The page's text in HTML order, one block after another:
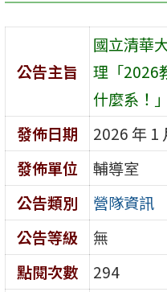
公告主旨
國立清華
理「2026
什麼系！
發佈日期
2026 年 1
發佈單位
輔導室
公告類別
營隊資訊
公告等級
無
點閱次數
294